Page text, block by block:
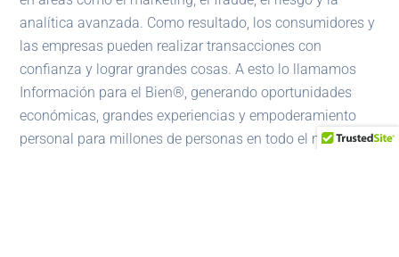
analítica avanzada. Como resultado, los consumidores y
las empresas pueden realizar transacciones con
confianza y lograr grandes cosas. A esto lo llamamos
Información para el Bien®, generando oportunidades
económicas, grandes experiencias y empoderamiento
personal para millones de personas en todo el mundo.